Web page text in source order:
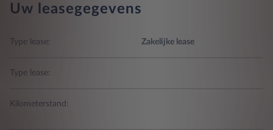
Uw leasegegevens
Type lease: Zakelijke lease
Type lease:
Kilometerstand: